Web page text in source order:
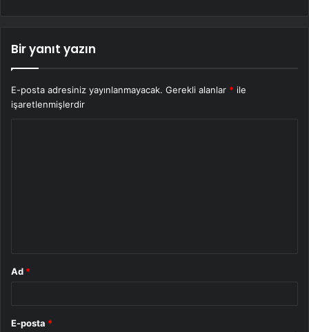
Bir yanıt yazın
E-posta adresiniz yayınlanmayacak. Gerekli alanlar * ile
işaretlenmişlerdir
Ad *
E-posta *